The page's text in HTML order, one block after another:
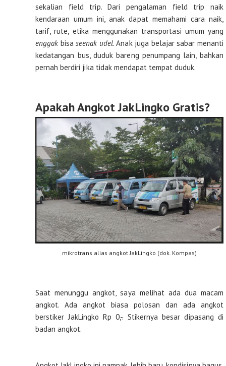
sekalian field trip. Dari pengalaman field trip naik
kendaraan umum ini, anak dapat memahami cara naik,
tarif, rute, etika menggunakan transportasi umum yang
enggak bisaseenak udel. Anak juga belajar sabar menanti
kedatangan bus, duduk bareng penumpang lain, bahkan
pernah berdiri jika tidak mendapat tempat duduk.
Apakah Angkot JakLingko Gratis?
mikrotrans alias angkot JakLingko (dok. Kompas)
Saat menunggu angkot, saya melihat ada dua macam
angkot. Ada angkot biasa polosan dan ada angkot
berstiker JakLingko Rp 0,-. Stikernya besar dipasang di
badan angkot.